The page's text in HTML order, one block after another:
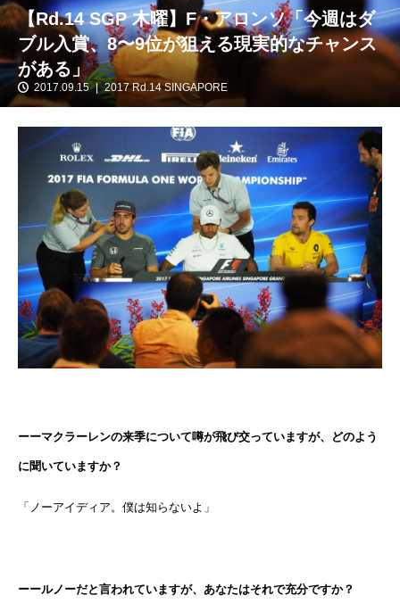
【Rd.14 SGP 木曜】F・アロンソ「今週はダ
ブル入賞、8〜9位が狙える現実的なチャンス
がある」
2017.09.15 2017 Rd.14 SINGAPORE
ーーマクラーレンの来季について噂が飛び交っていますが、どのよう
に聞いていますか？
「ノーアイディア。僕は知らないよ」
ーールノーだと言われていますが、あなたはそれで充分ですか？